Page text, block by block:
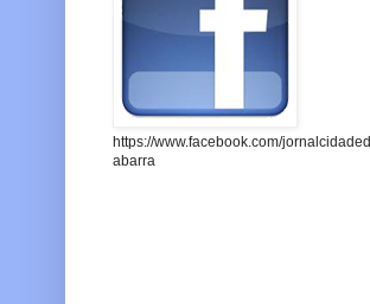
https://www.facebook.com/jornalcidaded
abarra